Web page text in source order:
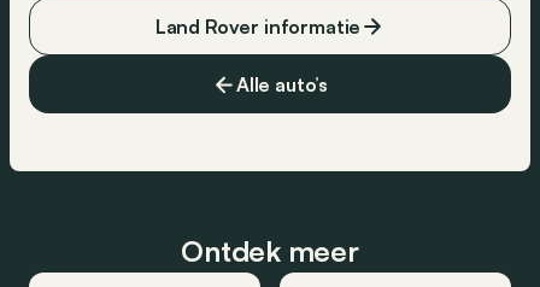
Alle auto’s
Land Rover informatie
Ontdek meer